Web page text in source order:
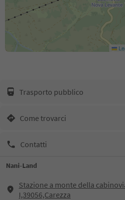
Trasporto pubblico
Come trovarci
Contatti
Nani-Land
Stazione a monte della
I,39056,Carezza